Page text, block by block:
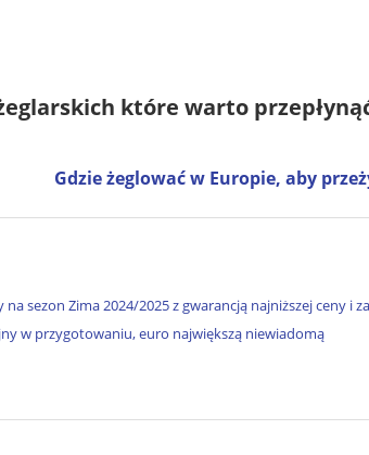
które warto
Gdzie żeglować w Europie, aby
sezon Zima 2024/2025 z gwarancją najniższej ceny i
w przygotowaniu, euro największą niewiadomą